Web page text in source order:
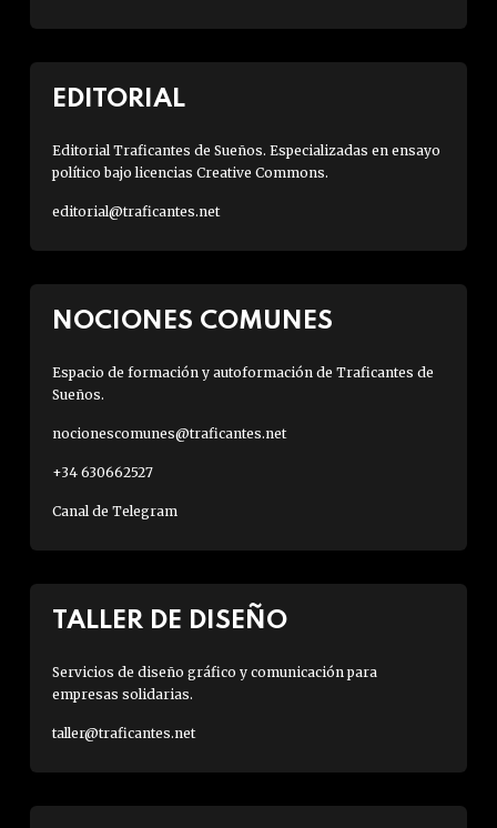
EDITORIAL
Editorial Traficantes de Sueños. Especializadas en ensayo
político bajo licencias Creative Commons.
editorial@traficantes.net
NOCIONES COMUNES
Espacio de formación y autoformación de Traficantes de
Sueños.
nocionescomunes@traficantes.net
+34 630662527
Canal de Telegram
TALLER DE DISEÑO
Servicios de diseño gráfico y comunicación para
empresas solidarias.
taller@traficantes.net